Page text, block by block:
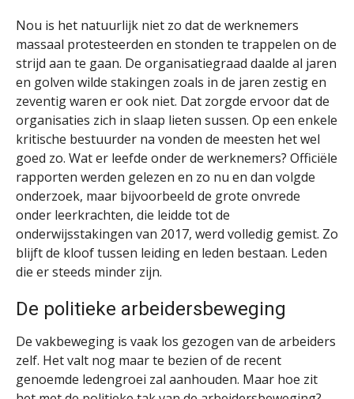
Nou is het natuurlijk niet zo dat de werknemers
massaal protesteerden en stonden te trappelen on de
strijd aan te gaan. De organisatiegraad daalde al jaren
en golven wilde stakingen zoals in de jaren zestig en
zeventig waren er ook niet. Dat zorgde ervoor dat de
organisaties zich in slaap lieten sussen. Op een enkele
kritische bestuurder na vonden de meesten het wel
goed zo. Wat er leefde onder de werknemers? Officiële
rapporten werden gelezen en zo nu en dan volgde
onderzoek, maar bijvoorbeeld de grote onvrede
onder leerkrachten, die leidde tot de
onderwijsstakingen van 2017, werd volledig gemist. Zo
blijft de kloof tussen leiding en leden bestaan. Leden
die er steeds minder zijn.
De politieke arbeidersbeweging
De vakbeweging is vaak los gezogen van de arbeiders
zelf. Het valt nog maar te bezien of de recent
genoemde ledengroei zal aanhouden. Maar hoe zit